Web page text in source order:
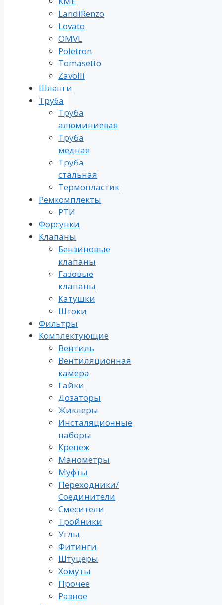
LandiRenzo
Lovato
OMVL
Poletron
Tomasetto
Zavolli
Шланги
Труба
Труба
алюминиевая
Труба
медная
Труба
стальная
Термопластик
Ремкомплекты
РТИ
Форсунки
Клапаны
Бензиновые
клапаны
Газовые
клапаны
Катушки
Штоки
Фильтры
Комплектующие
Вентиль
Вентиляционная
камера
Гайки
Дозаторы
Жиклеры
Инсталяционные
наборы
Крепеж
Манометры
Муфты
Переходники/
Соединители
Смесители
Тройники
Углы
Фитинги
Штуцеры
Хомуты
Прочее
Разное